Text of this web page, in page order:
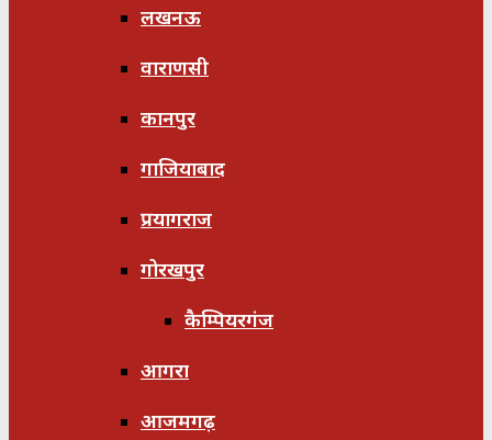
लखनऊ
वाराणसी
कानपुर
गाजियाबाद
प्रयागराज
गोरखपुर
कैम्पियरगंज
आगरा
आजमगढ़